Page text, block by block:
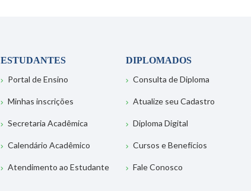
ESTUDANTES
Portal de Ensino
Minhas inscrições
Secretaria Acadêmica
Calendário Acadêmico
Atendimento ao Estudante
DIPLOMADOS
Consulta de Diploma
Atualize seu Cadastro
Diploma Digital
Cursos e Benefícios
Fale Conosco